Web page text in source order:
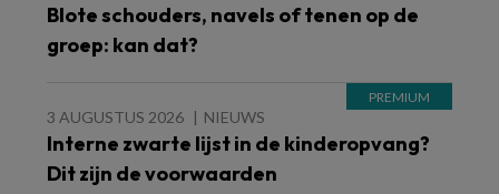
Blote schouders, navels of tenen op de
groep: kan dat?
3 AUGUSTUS 2026 NIEUWS
Interne zwarte lijst in de kinderopvang?
Dit zijn de voorwaarden